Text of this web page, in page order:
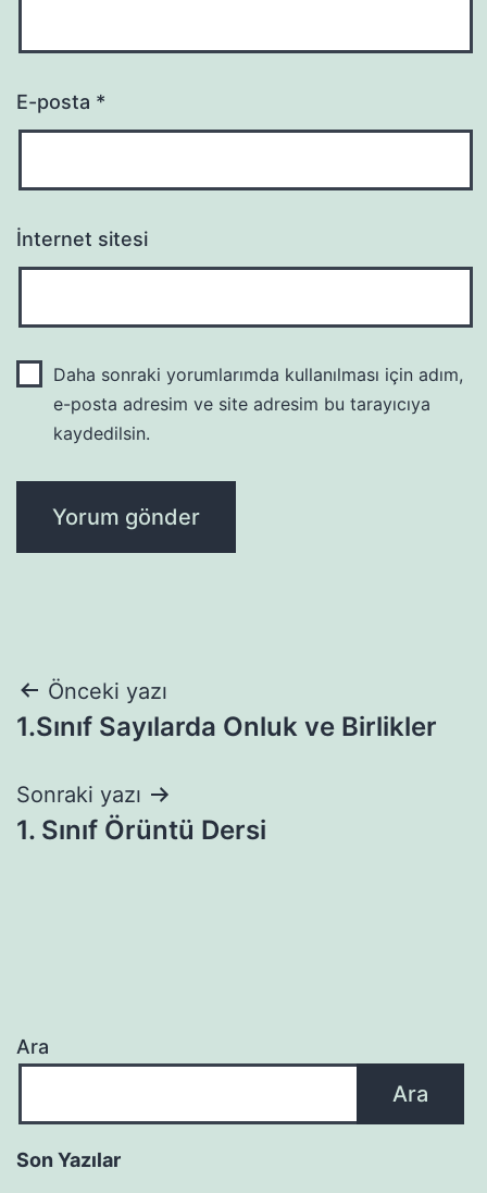
E-posta *
İnternet sitesi
Daha sonraki yorumlarımda kullanılması için adım,
e-posta adresim ve site adresim bu tarayıcıya
kaydedilsin.
Yazı
gezinmesi
Önceki yazı
1.Sınıf Sayılarda Onluk ve Birlikler
Sonraki yazı
1. Sınıf Örüntü Dersi
Ara
Ara
Son Yazılar